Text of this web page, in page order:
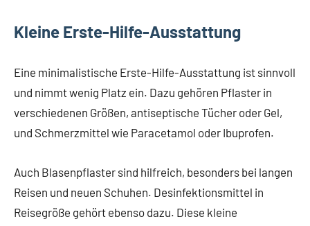
Kleine Erste-Hilfe-Ausstattung
Eine minimalistische Erste-Hilfe-Ausstattung ist sinnvoll
und nimmt wenig Platz ein. Dazu gehören Pflaster in
verschiedenen Größen, antiseptische Tücher oder Gel,
und Schmerzmittel wie Paracetamol oder Ibuprofen.
Auch Blasenpflaster sind hilfreich, besonders bei langen
Reisen und neuen Schuhen. Desinfektionsmittel in
Reisegröße gehört ebenso dazu. Diese kleine